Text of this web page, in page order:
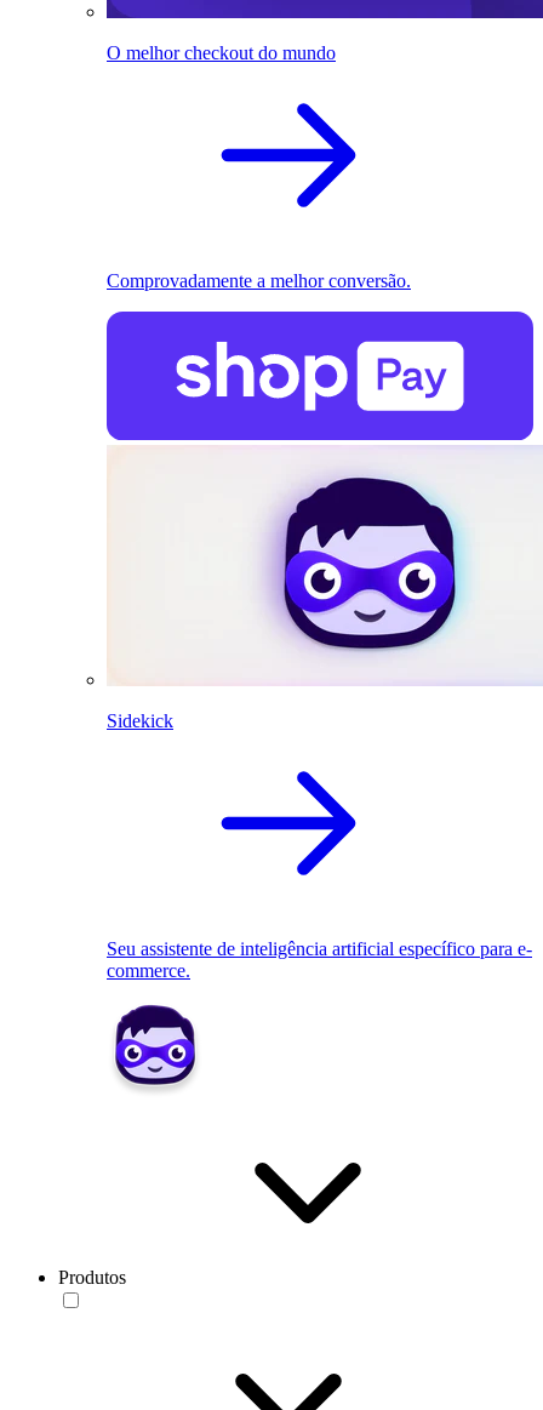
O melhor checkout do mundo
Comprovadamente a melhor conversão.
Sidekick
Seu assistente de inteligência artificial específico para e-
commerce.
Produtos